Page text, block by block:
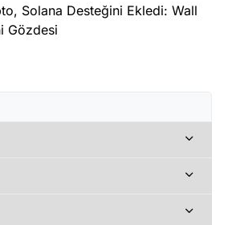
Solana Desteğini Ekledi: Wall
Gözdesi